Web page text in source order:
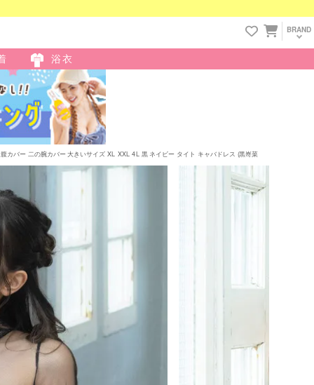
BRAND
浴衣
カバー 二の腕カバー 大きいサイズ XL XXL 4L 黒 ネイビー タイト キャバドレス (黒嵜菜々子着用) [tk-